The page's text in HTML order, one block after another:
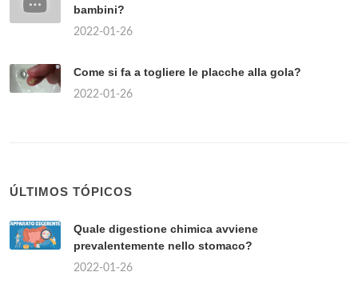
bambini?
2022-01-26
Come si fa a togliere le placche alla gola?
2022-01-26
ÚLTIMOS TÓPICOS
Quale digestione chimica avviene
prevalentemente nello stomaco?
2022-01-26